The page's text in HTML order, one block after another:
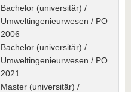
Bachelor (universitär) /
Umweltingenieurwesen / PO
2006
Bachelor (universitär) /
Umweltingenieurwesen / PO
2021
Master (universitär) /